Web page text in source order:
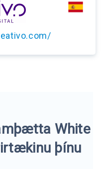
White
þínu